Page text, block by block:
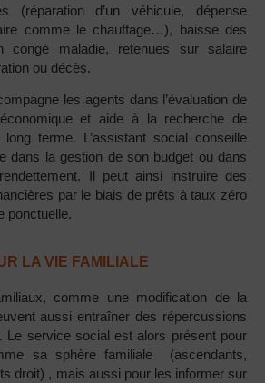
(réparation d’un véhicule, dépense
comme le chauffage…), baisse des
congé maladie, retenues sur salaire
ou décès.
les agents dans l’évaluation de
et aide à la recherche de
terme. L’assistant social conseille
dans la gestion de son budget ou dans
Il peut ainsi instruire des
par le biais de prêts à taux zéro
ponctuelle.
LA VIE FAMILIALE
comme une modification de la
aussi entraîner des répercussions
Le service social est alors présent pour
sa sphère familiale (ascendants,
droit) , mais aussi pour les informer sur